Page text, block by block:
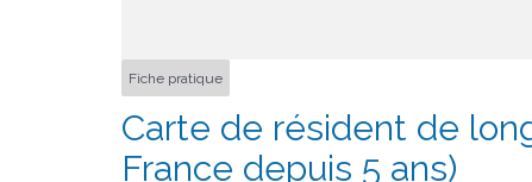
Fiche pratique
Carte de résident de
France depuis 5 ans)